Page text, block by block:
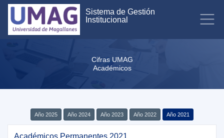
Sistema de Gestión
Institucional
Cifras UMAG
Académicos
Año 2025 Año 2024 Año 2023 Año 2022 Año 2021
Académicos Permanentes 2021